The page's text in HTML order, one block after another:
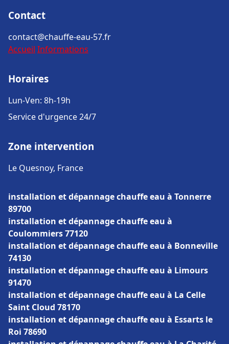
Contact
contact@chauffe-eau-57.fr
Accueil Informations
Horaires
Lun-Ven: 8h-19h
Service d'urgence 24/7
Zone intervention
Le Quesnoy, France
installation et dépannage chauffe eau à Tonnerre
89700
installation et dépannage chauffe eau à
Coulommiers 77120
installation et dépannage chauffe eau à Bonneville
74130
installation et dépannage chauffe eau à Limours
91470
installation et dépannage chauffe eau à La Celle
Saint Cloud 78170
installation et dépannage chauffe eau à Essarts le
Roi 78690